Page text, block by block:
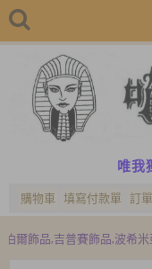
唯我
購物車 填寫付款單 訂
品,波希米亞風飾品 民族